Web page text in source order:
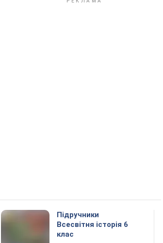
Підручники
Всесвітня історія 6
клас